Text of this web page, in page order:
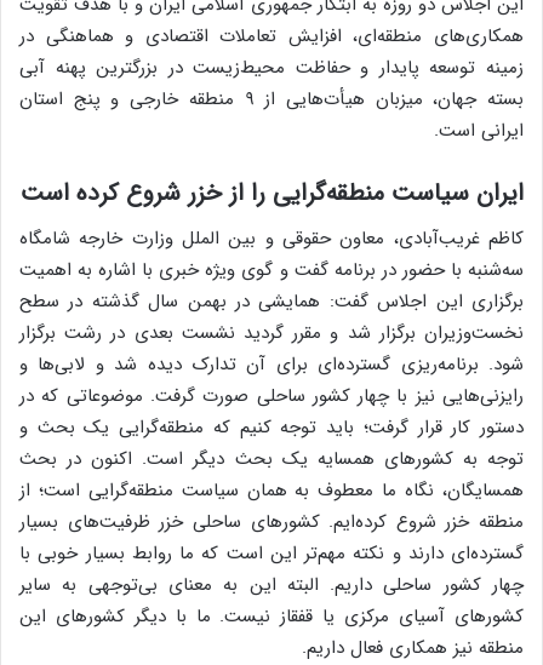
همکاری‌های منطقه‌ای، افزایش تعاملات اقتصادی و هماهنگی در
زمینه توسعه پایدار و حفاظت محیط‌زیست در بزرگترین پهنه آبی
بسته جهان، میزبان هیأت‌هایی از ۹ منطقه خارجی و پنج استان
ایرانی است.
ایران سیاست منطقه‌گرایی را از خزر شروع کرده است
کاظم غریب‌آبادی، معاون حقوقی و بین الملل وزارت خارجه شامگاه
سه‌شنبه با حضور در برنامه گفت و گوی ویژه خبری با اشاره به اهمیت
برگزاری این اجلاس گفت: همایشی در بهمن سال گذشته در سطح
نخست‌وزیران برگزار شد و مقرر گردید نشست بعدی در رشت برگزار
شود. برنامه‌ریزی گسترده‌ای برای آن تدارک دیده شد و لابی‌ها و
رایزنی‌هایی نیز با چهار کشور ساحلی صورت گرفت. موضوعاتی که در
دستور کار قرار گرفت؛ باید توجه کنیم که منطقه‌گرایی یک بحث و
توجه به کشورهای همسایه یک بحث دیگر است. اکنون در بحث
همسایگان، نگاه ما معطوف به همان سیاست منطقه‌گرایی است؛ از
منطقه خزر شروع کرده‌ایم. کشورهای ساحلی خزر ظرفیت‌های بسیار
گسترده‌ای دارند و نکته مهم‌تر این است که ما روابط بسیار خوبی با
چهار کشور ساحلی داریم. البته این به معنای بی‌توجهی به سایر
کشورهای آسیای مرکزی یا قفقاز نیست. ما با دیگر کشورهای این
منطقه نیز همکاری فعال داریم.